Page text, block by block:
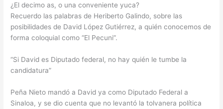
¿El decimo as, o una conveniente yuca?
Recuerdo las palabras de Heriberto Galindo, sobre las
posibilidades de David López Gutiérrez, a quién conocemos de
forma coloquial como “El Pecuni”.
“Si David es Diputado federal, no hay quién le tumbe la
candidatura”
Peña Nieto mandó a David ya como Diputado Federal a
Sinaloa, y se dio cuenta que no levantó la tolvanera política